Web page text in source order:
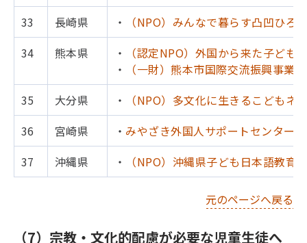
33
長崎県 ・
（NPO）みんなで暮らす凸凹ひろ
34
熊本県 ・
（認定NPO）外国から来た子ども
・
（一財）熊本市国際交流振興事業団
35
大分県 ・
（NPO）多文化に生きるこどもネ
36
宮崎県 ・ みやざき外国人サポートセンター
37
沖縄県 ・ （NPO）沖縄県子ども日本語教育
元のページへ戻る
（7）宗教・文化的配慮が必要な児童生徒へ